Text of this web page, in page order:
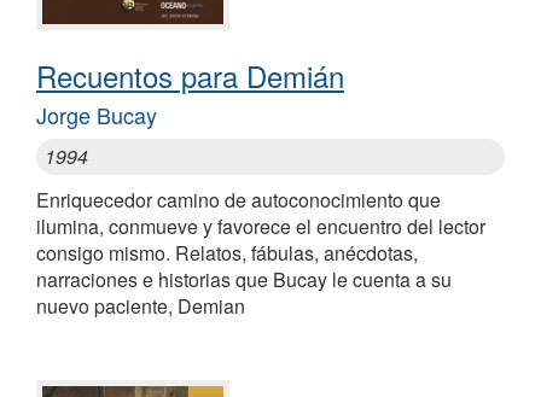
Recuentos para Demián
Jorge Bucay
1994
Enriquecedor camino de autoconocimiento que
ilumina, conmueve y favorece el encuentro del lector
consigo mismo. Relatos, fábulas, anécdotas,
narraciones e historias que Bucay le cuenta a su
nuevo paciente, Demian